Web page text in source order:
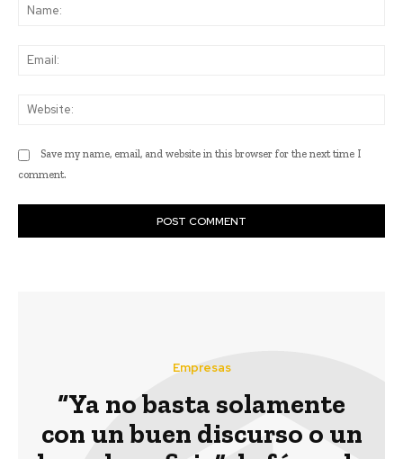
Save my name, email, and website in this browser for the next time I
comment.